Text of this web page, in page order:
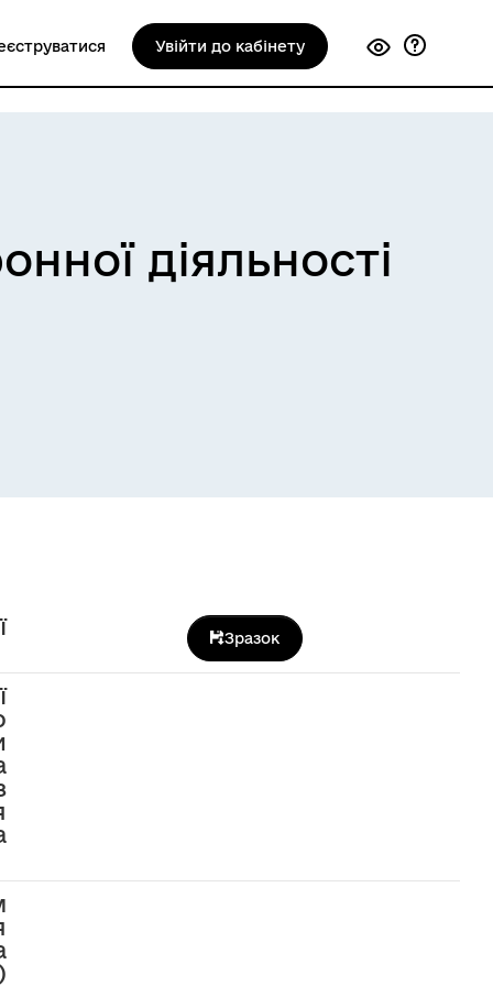
Увійти до кабінету
діяльності
Зразок